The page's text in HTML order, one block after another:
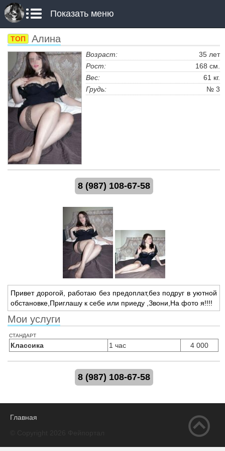
Показать меню
ТОП Алина
Возраст:
35 лет
Рост:
168 см.
Вес:
61 кг.
Грудь:
№ 3
8 (987) 108-67-58
Привет дорогой, работаю без предоплат,без подруг в уютной
обстановке, Приглашу к себе или приеду , Звони, На фото я!!!!
Мои услуги
стандарт
Классика
1 час 4 000
8 (987) 108-67-58
Главная